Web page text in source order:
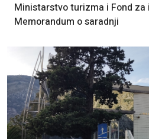
Ministarstvo turizma i Fond za
Memorandum o saradnji